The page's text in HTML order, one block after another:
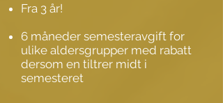
Fra 3 år!
6 måneder semesteravgift for
ulike aldersgrupper med rabatt
dersom en tiltrer midt i
semesteret